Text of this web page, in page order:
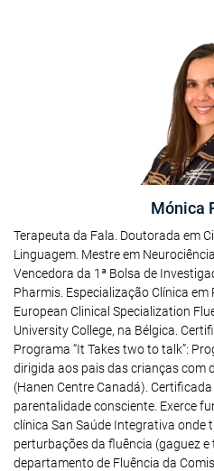
Mónica
Terapeuta da Fala. Doutorada em
Linguagem. Mestre em
Vencedora da 1ª Bolsa de
Pharmis. Especialização Clínica
European Clinical Specialization
University College, na Bélgica.
Programa “It Takes two to talk”:
dirigida aos pais das crianças com
(Hanen Centre Canadá).
parentalidade consciente. Exerce
clínica San Saúde Integrativa onde
perturbações da fluência (gaguez
departamento de Fluência da